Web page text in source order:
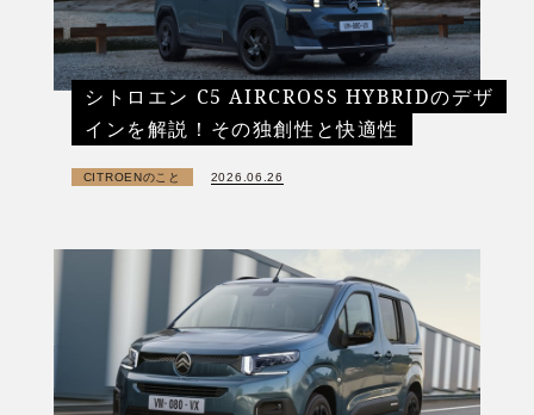
シトロエン C5 AIRCROSS HYBRIDのデザ
インを解説！その独創性と快適性
CITROENのこと 2026.06.26